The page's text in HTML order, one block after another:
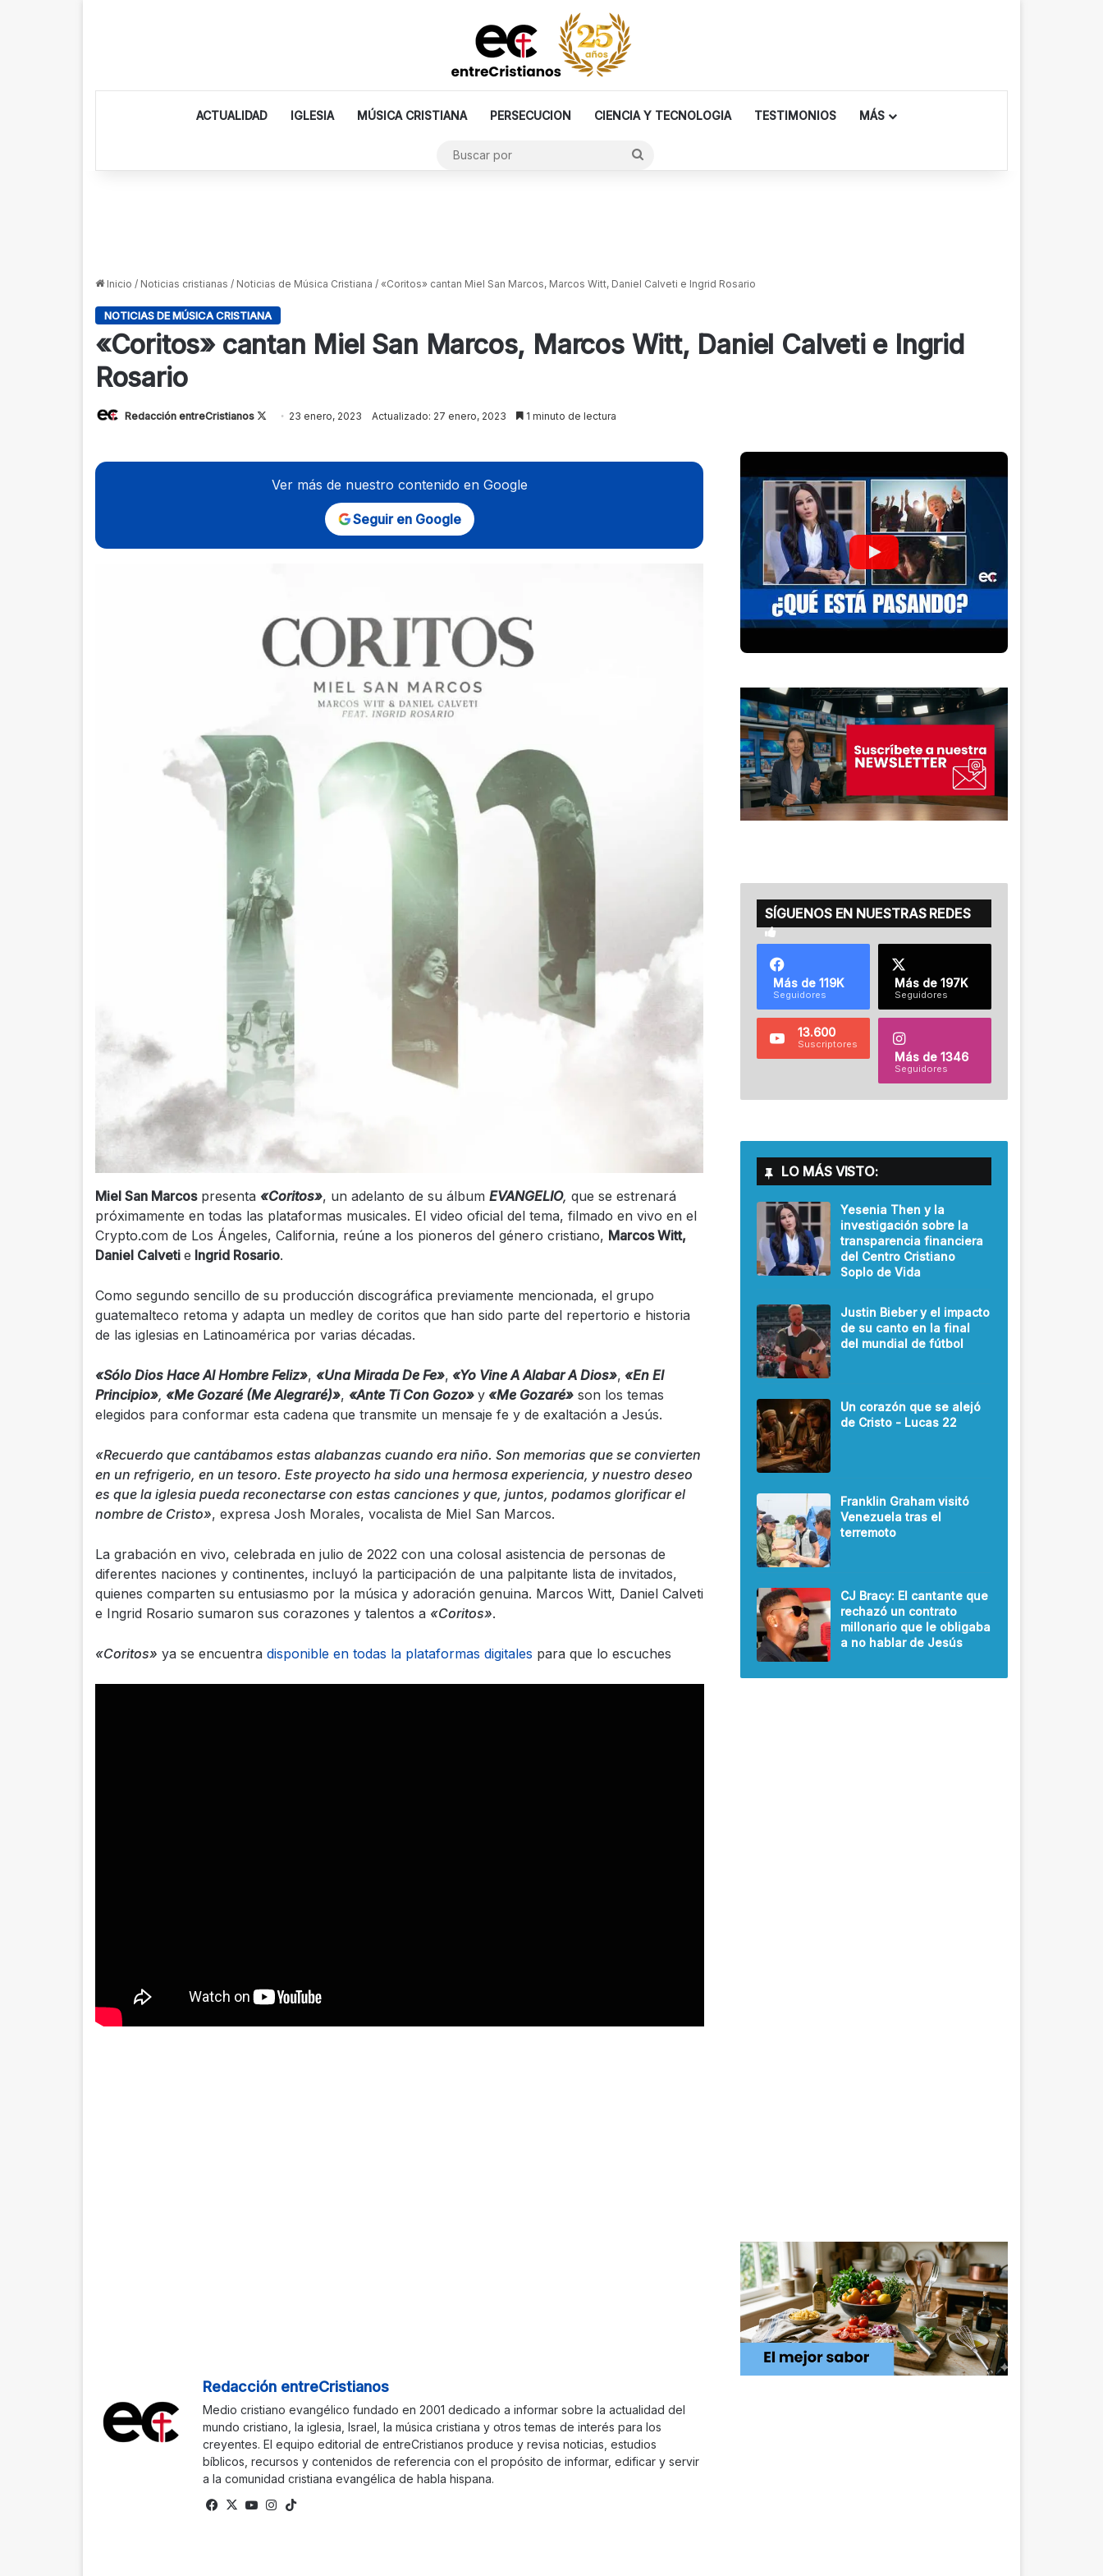
ACTUALIDAD IGLESIA MÚSICA CRISTIANA PERSECUCION CIENCIA Y TECNOLOGIA TESTIMONIOS MÁS
Inicio / Noticias cristianas / Noticias de Música Cristiana / «Coritos» cantan Miel San Marcos, Marcos Witt, Daniel Calveti e Ingrid Rosario
NOTICIAS DE MÚSICA CRISTIANA
«Coritos» cantan Miel San Marcos, Marcos Witt, Daniel Calveti e Ingrid
Rosario
Redacción entreCristianos
Follow23 enero, 2023 Actualizado: 27 enero, 2023 1 minuto de lectura
Ver más de nuestro contenido en Google
Seguir en Google
Miel San Marcospresenta «Coritos», un adelanto de su álbum EVANGELIO, que se estrenará
próximamente en todas las plataformas musicales. El video oficial del tema, filmado en vivo en el
Crypto.com de Los Ángeles, California, reúne a los pioneros del género cristiano, Marcos Witt,
Daniel Calveti e Ingrid Rosario.
Como segundo sencillo de su producción discográfica previamente mencionada, el grupo
guatemalteco retoma y adapta un medley de coritos que han sido parte del repertorio e historia
de las iglesias en Latinoamérica por varias décadas.
«Sólo Dios Hace Al Hombre Feliz», «Una Mirada De Fe», «Yo Vine A Alabar A Dios», «En El
Principio», «Me Gozaré (Me Alegraré)», «Ante Ti Con Gozo» y «Me Gozaré»son los temas
elegidos para conformar esta cadena que transmite un mensaje fe y de exaltación a Jesús.
«Recuerdo que cantábamos estas alabanzas cuando era niño. Son memorias que se convierten
en un refrigerio, en un tesoro. Este proyecto ha sido una hermosa experiencia, y nuestro deseo
es que la iglesia pueda reconectarse con estas canciones y que, juntos, podamos glorificar el
nombre de Cristo», expresa Josh Morales, vocalista de Miel San Marcos.
La grabación en vivo, celebrada en julio de 2022 con una colosal asistencia de personas de
diferentes naciones y continentes, incluyó la participación de una palpitante lista de invitados,
quienes comparten su entusiasmo por la música y adoración genuina. Marcos Witt, Daniel Calveti
e Ingrid Rosario sumaron sus corazones y talentos a «Coritos».
«Coritos» ya se encuentra disponible en todas la plataformas digitales para que lo escuches
Redacción entreCristianos
Medio cristiano evangélico fundado en 2001 dedicado a informar sobre la actualidad del
mundo cristiano, la iglesia, Israel, la música cristiana y otros temas de interés para los
creyentes. El equipo editorial de entreCristianos produce y revisa noticias, estudios
bíblicos, recursos y contenidos de referencia con el propósito de informar, edificar y servir
a la comunidad cristiana evangélica de habla hispana.
Facebook
X YouTubeInstagram
SÍGUENOS EN NUESTRAS REDES
Más de 119K
Seguidores
Más de 197K
Seguidores
13.600
Suscriptores
Más de 1346
Seguidores
LO MÁS VISTO:
Yesenia Then y la
investigación sobre la
transparencia financiera
del Centro Cristiano
Soplo de Vida
Justin Bieber y el impacto
de su canto en la final
del mundial de fútbol
Un corazón que se alejó
de Cristo - Lucas 22
Franklin Graham visitó
Venezuela tras el
terremoto
CJ Bracy: El cantante que
rechazó un contrato
millonario que le obligaba
a no hablar de Jesús